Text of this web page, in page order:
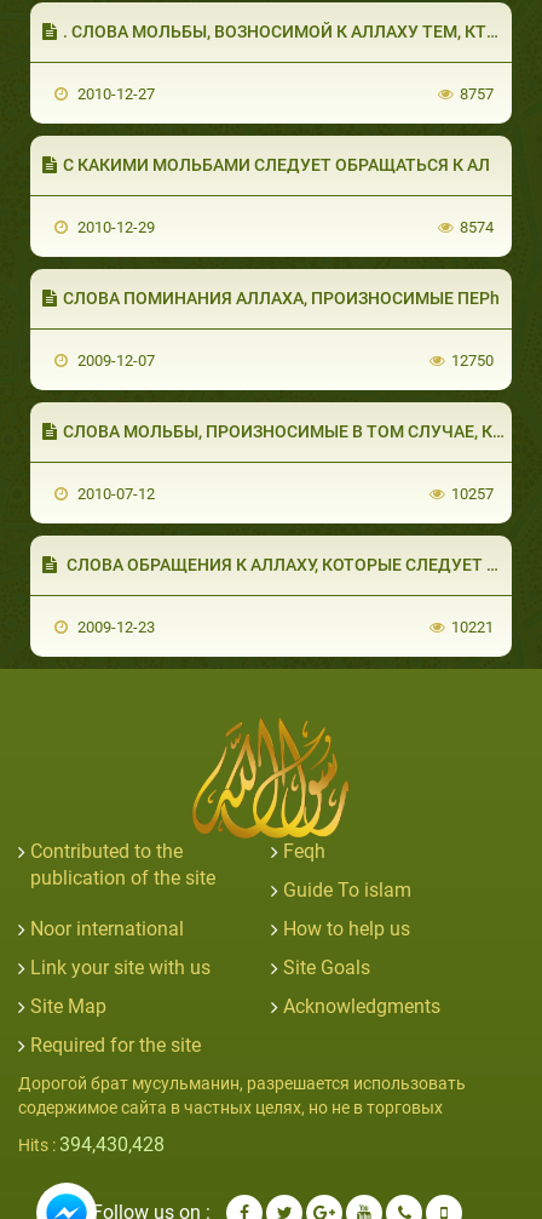
. СЛОВА МОЛЬБЫ, ВОЗНОСИМОЙ К АЛЛАХУ ТЕМ, КТО Б
2010-12-27 8757
С КАКИМИ МОЛЬБАМИ СЛЕДУЕТ ОБРАЩАТЬСЯ К АЛ
2010-12-29 8574
СЛОВА ПОМИНАНИЯ АЛЛАХА, ПРОИЗНОСИМЫЕ ПЕРh
2009-12-07 12750
СЛОВА МОЛЬБЫ, ПРОИЗНОСИМЫЕ В ТОМ СЛУЧАЕ, КО&#
2010-07-12 10257
СЛОВА ОБРАЩЕНИЯ К АЛЛАХУ, КОТОРЫЕ СЛЕДУЕТ &#
2009-12-23 10221
Contributed to the
publication of the site
Feqh
Guide To islam
Noor international
How to help us
Link your site with us
Site Goals
Site Map
Acknowledgments
Required for the site
Дорогой брат мусульманин, разрешается использовать
содержимое сайта в частных целях, но не в торговых
Hits : 394,430,428
Follow us on :